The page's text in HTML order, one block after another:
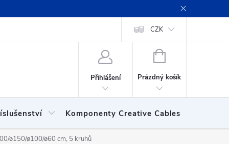
Podmínky ochrany
CZK
Přihlášení
NÁKUPNÍ
Prázdný košík
Komponenty Creative Cables
ø150/ø100/ø60 cm, 5 kruhů